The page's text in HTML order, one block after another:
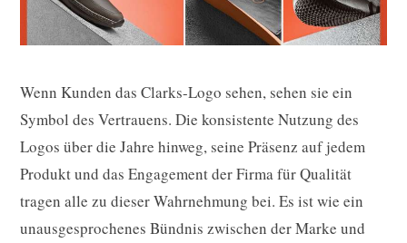
Wenn Kunden das Clarks-Logo sehen, sehen sie ein
Symbol des Vertrauens. Die konsistente Nutzung des
Logos über die Jahre hinweg, seine Präsenz auf jedem
Produkt und das Engagement der Firma für Qualität
tragen alle zu dieser Wahrnehmung bei. Es ist wie ein
unausgesprochenes Bündnis zwischen der Marke und